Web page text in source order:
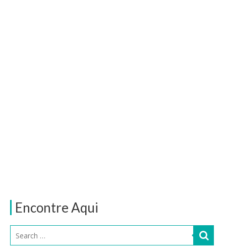
Encontre Aqui